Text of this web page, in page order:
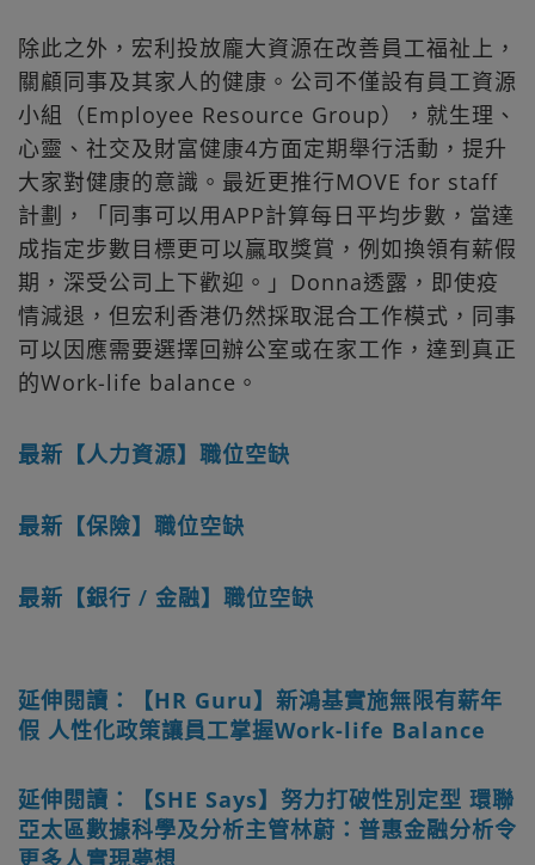
除此之外，宏利投放龐大資源在改善員工福祉上，
關顧同事及其家人的健康。公司不僅設有員工資源
小組（Employee Resource Group），就生理、
心靈、社交及財富健康4方面定期舉行活動，提升
大家對健康的意識。最近更推行MOVE for staff
計劃，「同事可以用APP計算每日平均步數，當達
成指定步數目標更可以贏取獎賞，例如換領有薪假
期，深受公司上下歡迎。」Donna透露，即使疫
情減退，但宏利香港仍然採取混合工作模式，同事
可以因應需要選擇回辦公室或在家工作，達到真正
的Work-life balance。
最新【人力資源】職位空缺
最新【保險】職位空缺
最新【銀行 / 金融】職位空缺
延伸閱讀：【HR Guru】新鴻基實施無限有薪年
假 人性化政策讓員工掌握Work-life Balance
延伸閱讀：【SHE Says】努力打破性別定型 環聯
亞太區數據科學及分析主管林蔚：普惠金融分析令
更多人實現夢想